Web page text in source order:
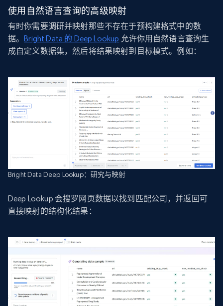
使用自然语言查询的高级映射
有时你需要调研并映射那些不存在于预构建格式中的数
据。 Bright Data 的 Deep Lookup 允许你用自然语言查询生
成自定义数据集，然后将结果映射到目标模式。例如：
Bright Data Deep Lookup：研究与映射
Deep Lookup 会搜罗网页数据以找到匹配公司，并返回可
直接映射的结构化结果：